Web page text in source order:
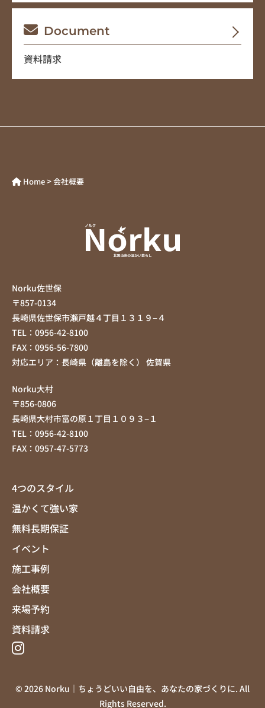
Document
資料請求
Home>会社概要
Norku佐世保
〒857-0134
長崎県佐世保市瀬戸越４丁目１３１９−４
TEL：0956-42-8100
FAX：0956-56-7800
対応エリア：長崎県（離島を除く） 佐賀県
Norku大村
〒856-0806
長崎県大村市富の原１丁目１０９３−１
TEL：0956-42-8100
FAX：0957-47-5773
4つのスタイル
温かくて強い家
無料長期保証
イベント
施工事例
会社概要
来場予約
資料請求
© 2026 Norku｜ちょうどいい自由を、あなたの家づくりに. All
Rights Reserved.